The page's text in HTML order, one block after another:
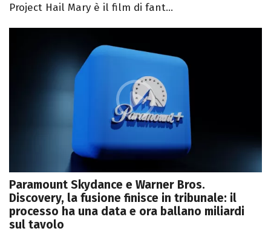
Project Hail Mary è il film di fant...
Paramount Skydance e Warner Bros.
Discovery, la fusione finisce in tribunale: il
processo ha una data e ora ballano miliardi
sul tavolo